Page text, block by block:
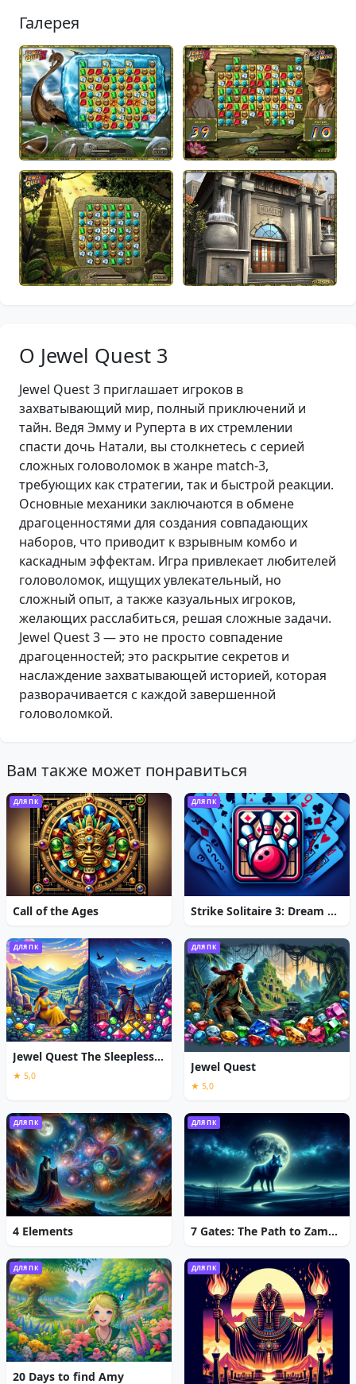
Галерея
О Jewel Quest 3
Jewel Quest 3 приглашает игроков в
захватывающий мир, полный приключений и
тайн. Ведя Эмму и Руперта в их стремлении
спасти дочь Натали, вы столкнетесь с серией
сложных головоломок в жанре match-3,
требующих как стратегии, так и быстрой реакции.
Основные механики заключаются в обмене
драгоценностями для создания совпадающих
наборов, что приводит к взрывным комбо и
каскадным эффектам. Игра привлекает любителей
головоломок, ищущих увлекательный, но
сложный опыт, а также казуальных игроков,
желающих расслабиться, решая сложные задачи.
Jewel Quest 3 — это не просто совпадение
драгоценностей; это раскрытие секретов и
наслаждение захватывающей историей, которая
разворачивается с каждой завершенной
головоломкой.
Вам также может понравиться
ДЛЯ ПК
Call of the Ages
ДЛЯ ПК
Strike Solitaire 3: Dream Resort
ДЛЯ ПК
Jewel Quest The Sleepless Star
★ 5,0
ДЛЯ ПК
Jewel Quest
★ 5,0
ДЛЯ ПК
4 Elements
ДЛЯ ПК
7 Gates: The Path to Zamolxes
ДЛЯ ПК
20 Days to find Amy
ДЛЯ ПК